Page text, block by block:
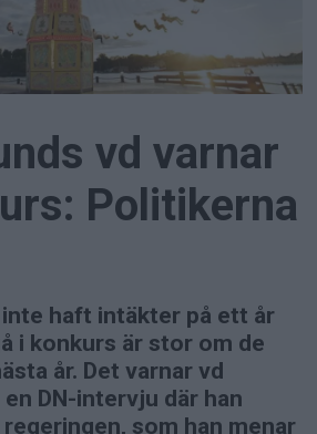
vd varnar
Politikerna
inte haft intäkter på ett år
i konkurs är stor om de
år. Det varnar vd
DN-intervju där han
som han menar